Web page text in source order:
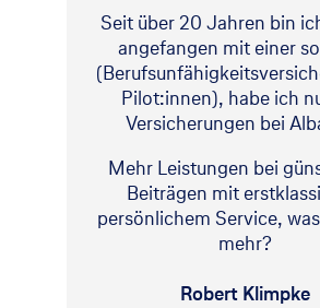
Seit über 20 Jahren bin
angefangen mit einer
Pilot:innen), habe ich
Versicherungen bei
Mehr Leistungen bei
Beiträgen mit
persönlichem Service,
mehr?
Robert Klimpke